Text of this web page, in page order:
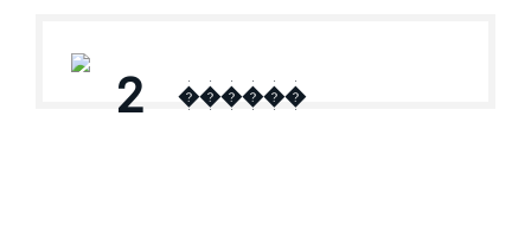
2 ������